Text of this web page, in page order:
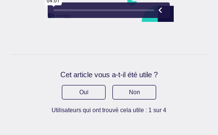
Cet article vous a-t-il été utile ?
Oui Non
Utilisateurs qui ont trouvé cela utile : 1 sur 4